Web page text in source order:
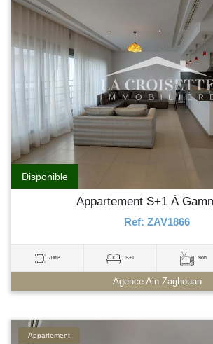
Disponible
Appartement S+1 À
Ref: ZAV1866
70m² S+1 Non
Agence Ain Zaghouan
Appartement